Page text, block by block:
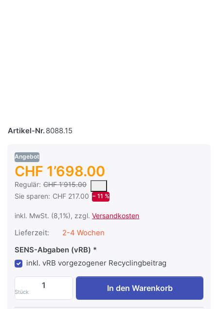
Artikel-Nr.8088.15
Angebot
CHF 1’698.00
Regulär: CHF 1’915.00
Es handelt sich um den mittleren Verkaufspreis, den Kunden
Sie sparen: CHF 217.00 − 11 %
inkl. MwSt. (8,1%), zzgl. Versandkosten
Lieferzeit:
2-4 Wochen
SENS-Abgaben (vRB)
inkl. vRB vorgezogener Recyclingbeitrag
Stück
Kühl-/Gefriertruhe Steca PF 240-H zu
In den Warenkorb